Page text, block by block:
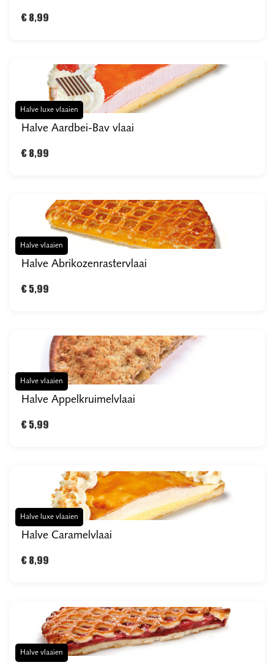
€ 8,99
Halve luxe vlaaien
Halve Aardbei-Bav vlaai
€ 8,99
Halve vlaaien
Halve Abrikozenrastervlaai
€ 5,99
Halve vlaaien
Halve Appelkruimelvlaai
€ 5,99
Halve luxe vlaaien
Halve Caramelvlaai
€ 8,99
Halve vlaaien